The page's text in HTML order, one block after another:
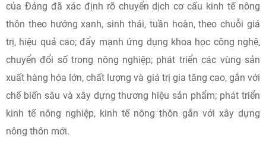
của Đảng đã xác định rõ chuyển dịch cơ cấu kinh tế nông
thôn theo hướng xanh, sinh thái, tuần hoàn, theo chuỗi giá
trị, hiệu quả cao; đẩy mạnh ứng dụng khoa học công nghệ,
chuyển đổi số trong nông nghiệp; phát triển các vùng sản
xuất hàng hóa lớn, chất lượng và giá trị gia tăng cao, gắn với
chế biến sâu và xây dựng thương hiệu sản phẩm; phát triển
kinh tế nông nghiệp, kinh tế nông thôn gắn với xây dựng
nông thôn mới.